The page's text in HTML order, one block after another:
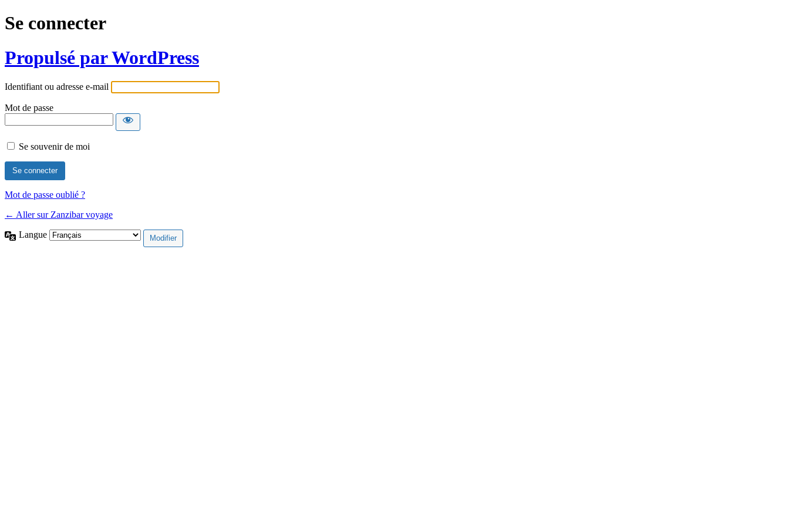
Se connecter
Propulsé par WordPress
Identifiant ou adresse e-mail
Mot de passe
Se souvenir de moi
Mot de passe oublié ?
← Aller sur Zanzibar voyage
Langue